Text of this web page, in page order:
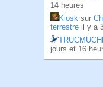
14 heures
Kiosk sur
terrestre il y a
jours et 16